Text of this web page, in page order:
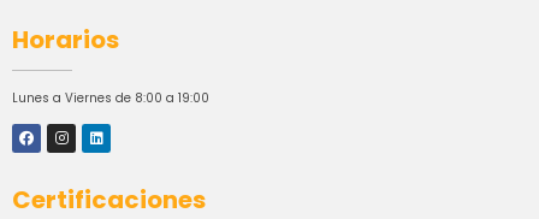
Horarios
Lunes a Viernes de 8:00 a 19:00
Certificaciones